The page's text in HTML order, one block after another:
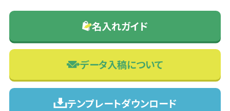
名入れガイド
データ入稿について
テンプレートダウンロード